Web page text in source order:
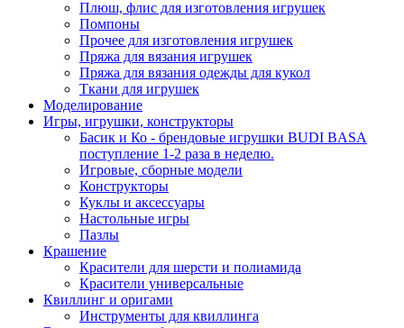
Плюш, флис для изготовления игрушек
Помпоны
Прочее для изготовления игрушек
Пряжа для вязания игрушек
Пряжа для вязания одежды для кукол
Ткани для игрушек
Моделирование
Игры, игрушки, конструкторы
Басик и Ко - брендовые игрушки BUDI BASA
поступление 1-2 раза в неделю.
Игровые, сборные модели
Конструкторы
Куклы и аксессуары
Настольные игры
Пазлы
Крашение
Красители для шерсти и полиамида
Красители универсальные
Квиллинг и оригами
Инструменты для квиллинга